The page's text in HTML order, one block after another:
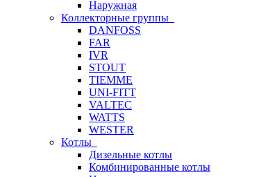
Наружная
Коллекторные группы
DANFOSS
FAR
IVR
STOUT
TIEMME
UNI-FITT
VALTEC
WATTS
WESTER
Котлы
Дизельные котлы
Комбинированные котлы